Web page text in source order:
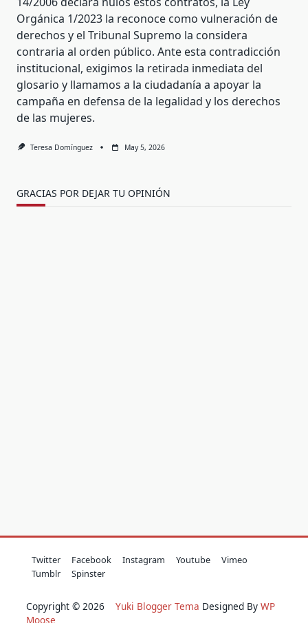
Orgánica 1/2023 la reconoce como vulneración de
derechos y el Tribunal Supremo la considera
contraria al orden público. Ante esta contradicción
institucional, exigimos la retirada inmediata del
glosario y llamamos a la ciudadanía a apoyar la
campaña en defensa de la legalidad y los derechos
de las mujeres.
Teresa Domínguez May 5, 2026
GRACIAS POR DEJAR TU OPINIÓN
Twitter Facebook Instagram Youtube
Vimeo
Tumblr
Spinster
Copyright © 2026 Yuki Blogger Tema Designed By WP
Moose